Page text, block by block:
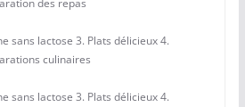
des repas
sans lactose 3. Plats délicieux 4.
culinaires
sans lactose 3. Plats délicieux 4.